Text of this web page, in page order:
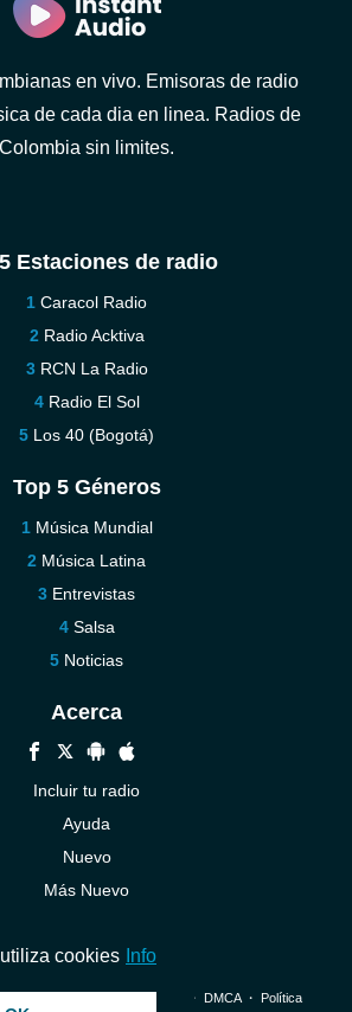
en vivo. Emisoras de radio
de cada dia en linea. Radios de
Colombia sin limites.
Estaciones de radio
Caracol Radio
Radio Acktiva
RCN La Radio
Radio El Sol
Los 40 (Bogotá)
Top 5 Géneros
Música Mundial
Música Latina
Entrevistas
Salsa
Noticias
Acerca
Incluir tu radio
Ayuda
Nuevo
Más Nuevo
todos los derechos. ・ DMCA・ Política
cookies Info